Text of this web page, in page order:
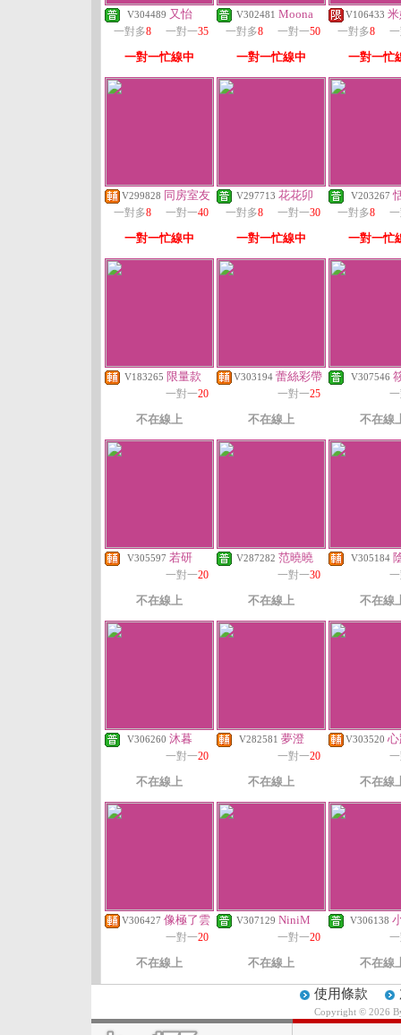
V304489 又怡
一對多8 一對一35
一對一忙線中
V302481 Moona
一對多8 一對一50
一對一忙線中
V106433
一對多8
一對一忙
V299828 同房室友
一對多8 一對一40
一對一忙線中
V297713 花花卯
一對多8 一對一30
一對一忙線中
V203267
一對多8
一對一忙
V183265 限量款
一對一20
不在線上
V303194 蕾絲彩帶
一對一25
不在線上
V307546
不在線
V305597 若研
一對一20
不在線上
V287282 范曉曉
一對一30
不在線上
V305184
不在線
V306260 沐暮
一對一20
不在線上
V282581 夢澄
一對一20
不在線上
V303520
不在線
V306427 像極了雲
一對一20
不在線上
V307129 NiniM
一對一20
不在線上
V306138
不在線
使用條款
Copyright © 2026